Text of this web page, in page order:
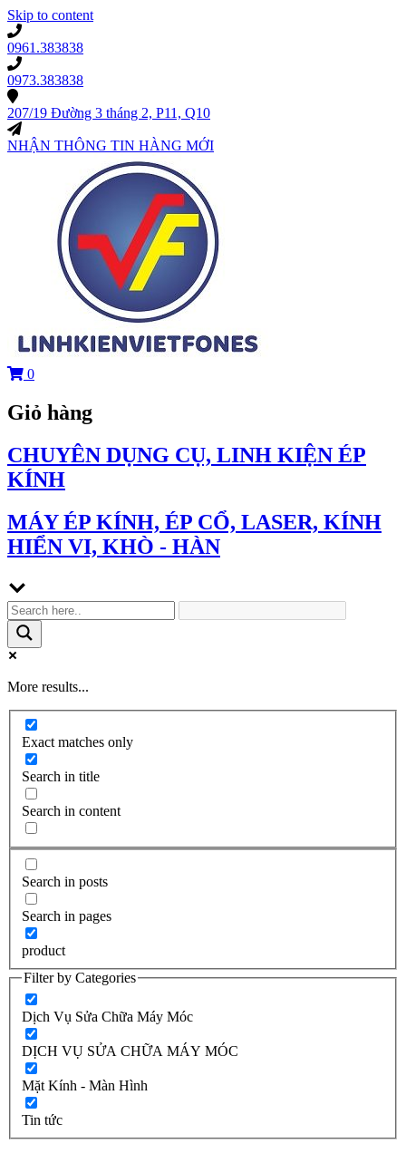
Skip to content
0961.383838
0973.383838
207/19 Đường 3 tháng 2, P11, Q10
NHẬN THÔNG TIN HÀNG MỚI
0
Giỏ hàng
CHUYÊN DỤNG CỤ, LINH KIỆN ÉP
KÍNH
MÁY ÉP KÍNH, ÉP CỔ, LASER, KÍNH
HIỂN VI, KHÒ - HÀN
More results...
Exact matches only
Search in title
Search in content
Search in posts
Search in pages
product
Filter by Categories
Dịch Vụ Sửa Chữa Máy Móc
DỊCH VỤ SỬA CHỮA MÁY MÓC
Mặt Kính - Màn Hình
Tin tức